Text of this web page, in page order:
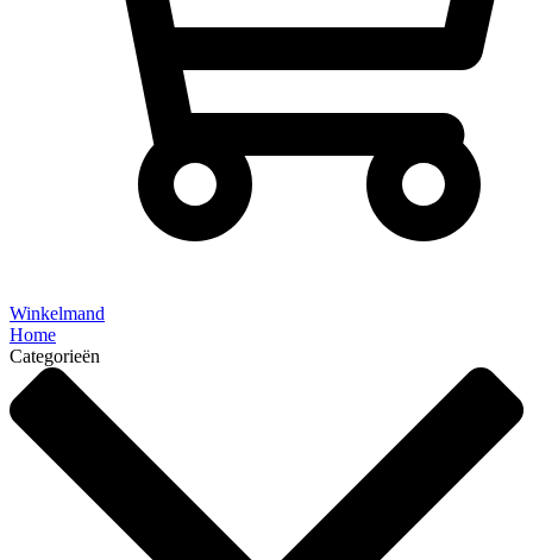
Winkelmand
Home
Categorieën